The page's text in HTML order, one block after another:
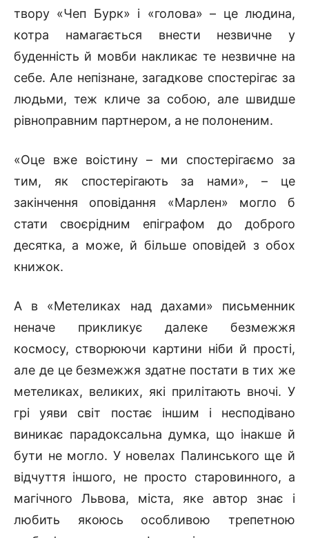
твору «Чеп Бурк» і «голова» – це людина,
котра намагається внести незвичне у
буденність й мовби накликає те незвичне на
себе. Але непізнане, загадкове спостерігає за
людьми, теж кличе за собою, але швидше
рівноправним партнером, а не полоненим.
«Оце вже воістину – ми спостерігаємо за
тим, як спостерігають за нами», – це
закінчення оповідання «Марлен» могло б
стати своєрідним епіграфом до доброго
десятка, а може, й більше оповідей з обох
книжок.
А в «Метеликах над дахами» письменник
неначе прикликує далеке безмежжя
космосу, створюючи картини ніби й прості,
але де це безмежжя здатне постати в тих же
метеликах, великих, які прилітають вночі. У
грі уяви світ постає іншим і несподівано
виникає парадоксальна думка, що інакше й
бути не могло. У новелах Палинського ще й
відчуття іншого, не просто старовинного, а
магічного Львова, міста, яке автор знає і
любить якоюсь особливою трепетною